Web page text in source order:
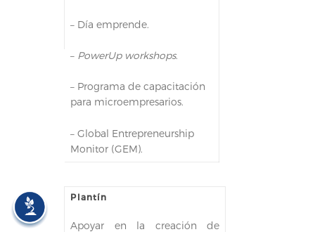
– Día emprende.
– PowerUp workshops.
– Programa de capacitación
para microempresarios.
– Global Entrepreneurship
Monitor (GEM).
Plantín
Apoyar en la creación de